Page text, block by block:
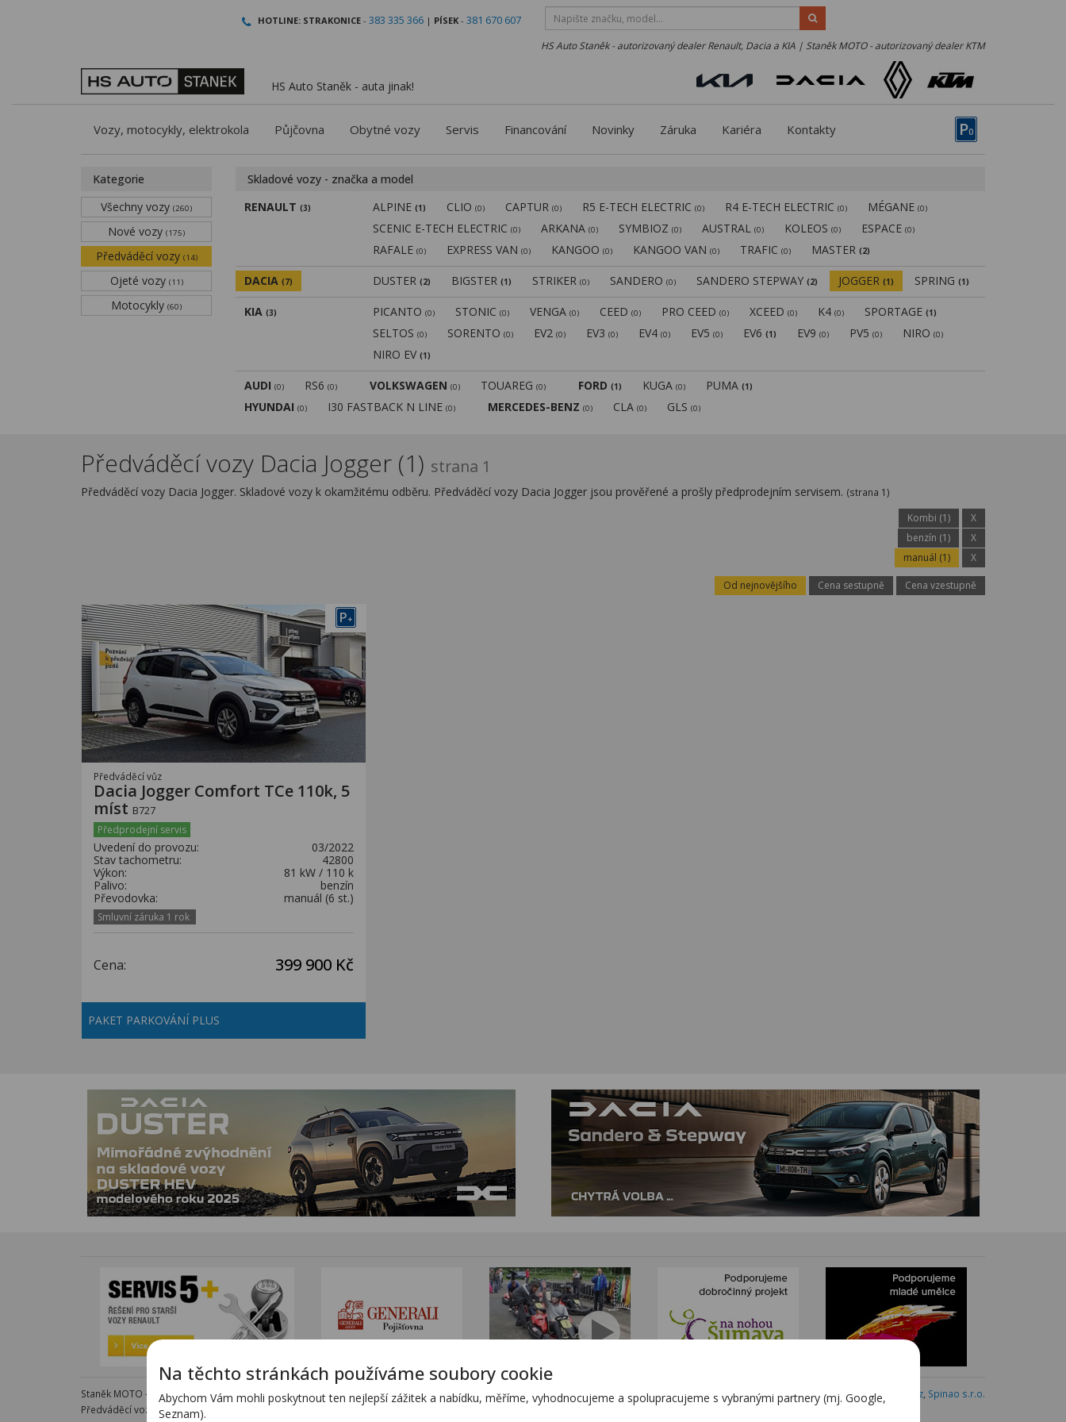
HOTLINE: STRAKONICE - 383 335 366 | PÍSEK - 381 670 607
HS Auto Staněk - autorizovaný dealer Renault, Dacia a KIA | Staněk MOTO - autorizovaný dealer KTM
HS Auto Staněk - auta jinak!
P0
Vozy, motocykly, elektrokola Půjčovna Obytné vozy Servis Financování Novinky Záruka Kariéra Kontakty
Kategorie
Všechny vozy (260)
Nové vozy (175)
Předváděcí vozy (14)
Ojeté vozy (11)
Motocykly (60)
Skladové vozy - značka a model
RENAULT (3) ALPINE(1) CLIO(0) CAPTUR(0) R5 E-TECH ELECTRIC(0) R4 E-TECH ELECTRIC(0) MÉGANE(0)
SCENIC E-TECH ELECTRIC(0) ARKANA(0) SYMBIOZ(0) AUSTRAL(0) KOLEOS(0) ESPACE(0)
RAFALE(0) EXPRESS VAN(0) KANGOO(0) KANGOO VAN(0) TRAFIC(0) MASTER(2)
DACIA (7) DUSTER(2) BIGSTER(1) STRIKER(0) SANDERO(0) SANDERO STEPWAY(2) JOGGER(1) SPRING(1)
KIA (3) PICANTO(0) STONIC(0) VENGA(0) CEED(0) PRO CEED(0) XCEED(0) K4(0) SPORTAGE(1)
SELTOS(0) SORENTO(0) EV2(0) EV3(0) EV4(0) EV5(0) EV6(1) EV9(0) PV5(0) NIRO(0)
NIRO EV(1)
AUDI (0) RS6 (0) VOLKSWAGEN (0) TOUAREG (0) FORD (1) KUGA (0) PUMA (1)
HYUNDAI (0) I30 FASTBACK N LINE (0) MERCEDES-BENZ (0) CLA (0) GLS (0)
Předváděcí vozy Dacia Jogger (1) strana 1
Předváděcí vozy Dacia Jogger. Skladové vozy k okamžitému odběru. Předváděcí vozy Dacia Jogger jsou prověřené a prošly předprodejním servisem. (strana 1)
Kombi (1)
X
benzín (1)
X
manuál (1)
X
Od nejnovějšího Cena sestupně Cena vzestupně
P+
Předváděcí vůz
Dacia Jogger Comfort TCe 110k, 5
míst B727
Předprodejní servis
Uvedení do provozu:
03/2022
Stav tachometru:
42800
Výkon:
81 kW / 110 k
Palivo:
benzín
Převodovka:
manuál (6 st.)
Smluvní záruka 1 rok
Cena: 399 900 Kč
PAKET PARKOVÁNÍ PLUS
Staněk MOTO - autorizovaný dealer KTM - e-shop s kompletním sortimentem KTMwww.stanekmoto.cz
Předváděcí vozy - kompletní nabídka na specializovaných stránkách
Webdesign:Blovský.cz Spinao s.r.o.
Na těchto stránkách používáme soubory cookie
Abychom Vám mohli poskytnout ten nejlepší zážitek a nabídku, měříme, vyhodnocujeme a spolupracujeme s vybranými partnery (mj. Google,
Seznam).